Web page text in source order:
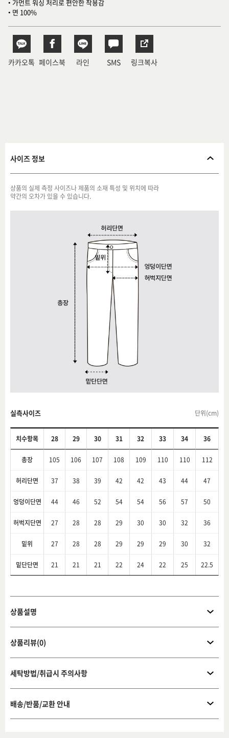
• 가먼트 워싱 처리로 편안한 착용감
• 면 100%
카카오톡 페이스북 라인 SMS 링크복사
사이즈 정보
상품의 실제 측정 사이즈나 제품의 소재 특성 및 위치에 따라
약간의 오차가 있을 수 있습니다.
실측사이즈 단위(cm)
치수항목 28 29 30 31 32 33 34 36
총장 105 106 107 108 109 110 110 112
허리단면 37 38 39 42 42 43 44 47
엉덩이단면 44 46 52 54 54 56 57 50
허벅지단면 27 28 28 29 30 30 32 36
밑위 27 28 28 29 29 29 30 32
밑단단면 21 21 21 22 24 22 25 22.5
상품설명
상품리뷰(0)
세탁방법/취급시 주의사항
배송/반품/교환 안내